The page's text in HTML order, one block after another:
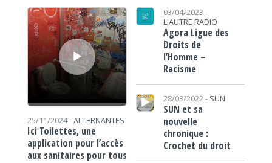
Lecteur audio
25/11/2024 -ALTERNANTES
Ici Toilettes, une
application pour l’accès
aux sanitaires pour tous
03/04/2023 -
L'AUTRE RADIO
Agora Ligue des
Droits de
l’Homme –
Racisme
Lecteur audio
28/03/2022 - SUN
SUN et sa
nouvelle
chronique :
Crochet du droit